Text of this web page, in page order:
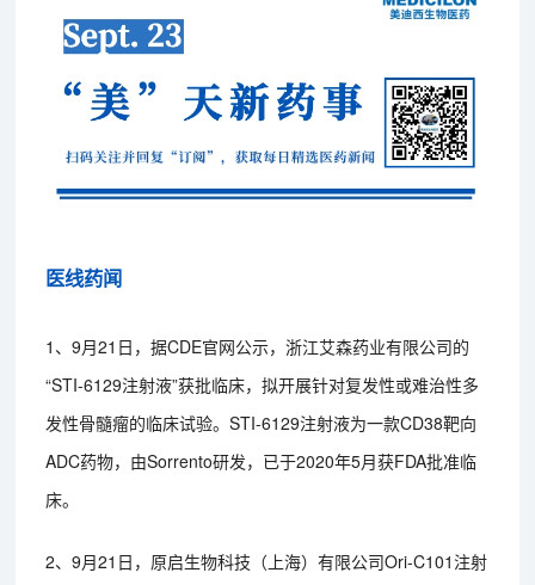
医线药闻
1、9月21日，据CDE官网公示，浙江艾森药业有限公司的
“STI-6129注射液”获批临床，拟开展针对复发性或难治性多
发性骨髓瘤的临床试验。STI-6129注射液为一款CD38靶向
ADC药物，由Sorrento研发，已于2020年5月获FDA批准临
床。
2、9月21日，原启生物科技（上海）有限公司Ori-C101注射